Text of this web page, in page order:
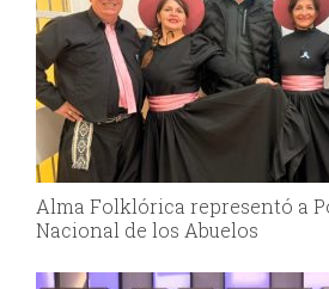
Alma Folklórica representó a
Nacional de los Abuelos